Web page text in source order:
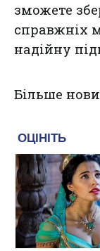
зможете
справжніх
надійну
Більше